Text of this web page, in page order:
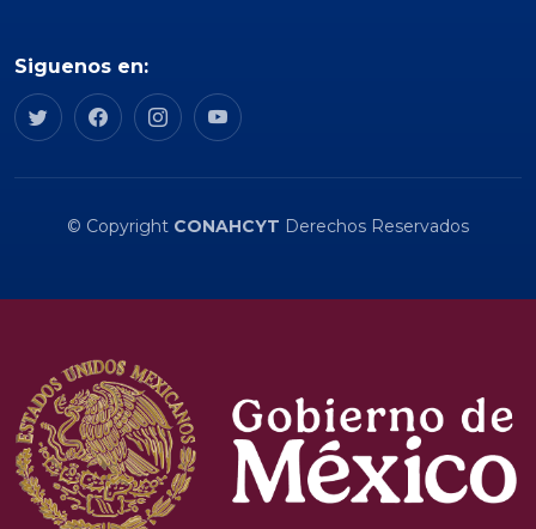
Siguenos en:
© Copyright CONAHCYT Derechos Reservados